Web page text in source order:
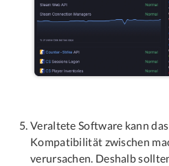
Veraltete Software kann
Kompatibilität zwischen
verursachen. Deshalb